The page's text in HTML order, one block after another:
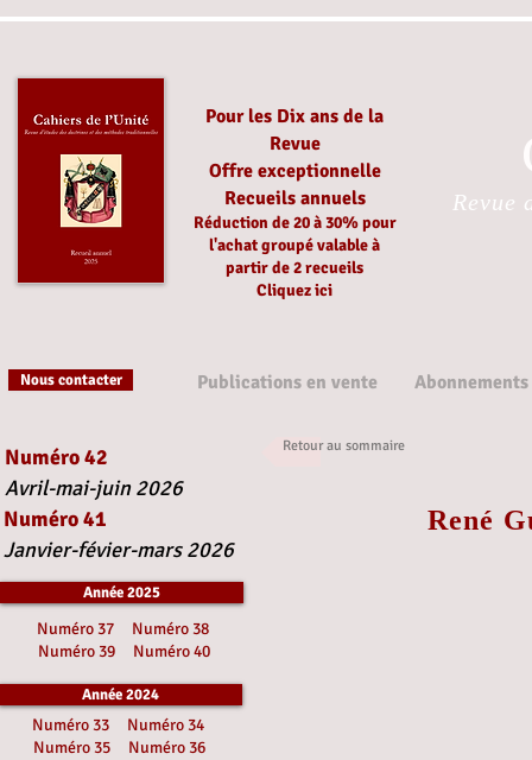
Pour les Dix ans de la
Revue
Offre exceptionnelle
Recueils annuels
Réduction de 20 à 30%pour
l'achat groupévalable à
partirde 2 recueils
Cliquez ici
Revue
Nous contacter Publications en vente Abonnements
René
Retour au sommaire
Numéro 42
Avril-mai-juin 2026
Numéro 41
Janvier-févier-mars 2026
Année 2025
Numéro 37
Numéro 38
Numéro 39
Numéro 40
Année 2024
Numéro 33
Numéro 34
Numéro 35
Numéro 36